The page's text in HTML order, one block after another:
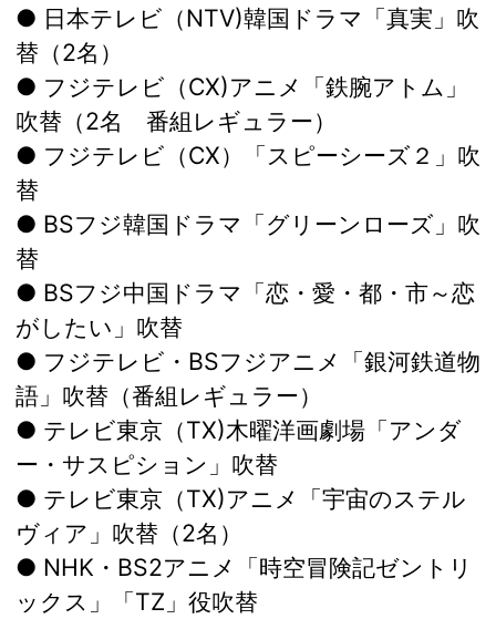
● 日本テレビ（NTV)韓国ドラマ「真実」吹
替（2名）
● フジテレビ（CX)アニメ「鉄腕アトム」
吹替（2名 番組レギュラー）
● フジテレビ（CX）「スピーシーズ２」吹
替
● BSフジ韓国ドラマ「グリーンローズ」吹
替
● BSフジ中国ドラマ「恋・愛・都・市～恋
がしたい」吹替
● フジテレビ・BSフジアニメ「銀河鉄道物
語」吹替（番組レギュラー）
● テレビ東京（TX)木曜洋画劇場「アンダ
ー・サスピション」吹替
● テレビ東京（TX)アニメ「宇宙のステル
ヴィア」吹替（2名）
● NHK・BS2アニメ「時空冒険記ゼントリ
ックス」「TZ」役吹替